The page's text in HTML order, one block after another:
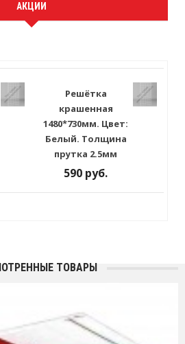
АКЦИИ
Решётка
крашенная
1480*730мм. Цвет:
Белый. Толщина
прутка 2.5мм
590 руб.
ТОВАРЫ